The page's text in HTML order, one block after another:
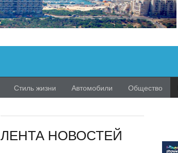
Стиль жизни Автомобили Общество
ЛЕНТА НОВОСТЕЙ